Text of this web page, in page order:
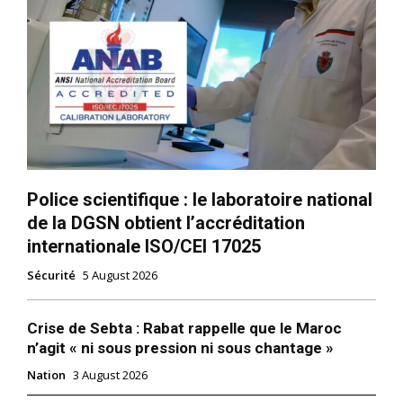
Police scientifique : le laboratoire national
de la DGSN obtient l’accréditation
internationale ISO/CEI 17025
Sécurité 5 August 2026
Crise de Sebta : Rabat rappelle que le Maroc
n’agit « ni sous pression ni sous chantage »
Nation 3 August 2026